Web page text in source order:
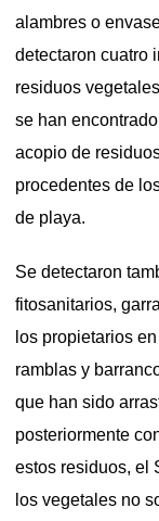
alambres o
detectaron cuatro
residuos
se han
acopio de
procedentes de
de playa.
Se detectaron
fitosanitarios,
los propietarios
ramblas y
que han sido
posteriormente
estos residuos, el
los vegetales no